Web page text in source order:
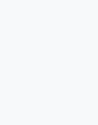
去聲器一鍵去除人
AnyGo 魔物
5個設備 充好充滿
簡單 EaseUS Data